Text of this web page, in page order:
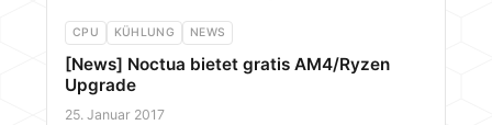
CPU KÜHLUNG NEWS
[News] Noctua bietet gratis AM4/Ryzen
Upgrade
25. Januar 2017